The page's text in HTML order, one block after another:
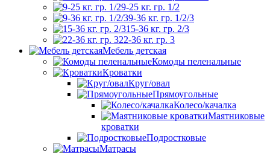
9-25 кг. гр. 1/2
9-36 кг. гр. 1/2/3
15-36 кг. гр. 2/3
22-36 кг. гр. 3
Мебель детская
Комоды пеленальные
Кроватки
Круг/овал
Прямоугольные
Колесо/качалка
Маятниковые
кроватки
Подростковые
Матрасы